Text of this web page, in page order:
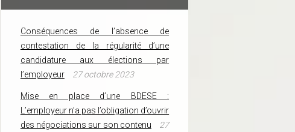
Conséquences de l’absence de
contestation de la régularité d’une
candidature aux élections par
l’employeur
27 octobre 2023
Mise en place d’une BDESE :
L’employeur n’a pas l’obligation d’ouvrir
des négociations sur son contenu
27